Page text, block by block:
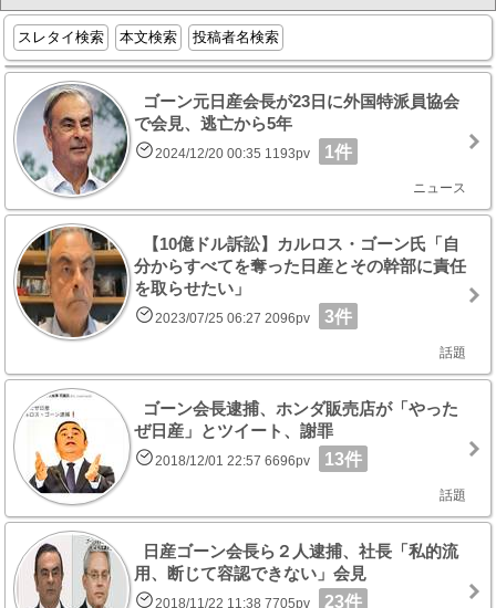
スレタイ検索 本文検索 投稿者名検索
ゴーン元日産会長が23日に外国特派員協会
で会見、逃亡から5年
2024/12/20 00:35 1193pv 1件
ニュース
【10億ドル訴訟】カルロス・ゴーン氏「自
分からすべてを奪った日産とその幹部に責任
を取らせたい」
2023/07/25 06:27 2096pv 3件
話題
ゴーン会長逮捕、ホンダ販売店が「やった
ぜ日産」とツイート、謝罪
2018/12/01 22:57 6696pv 13件
話題
日産ゴーン会長ら２人逮捕、社長「私的流
用、断じて容認できない」会見
2018/11/22 11:38 7705pv 23件